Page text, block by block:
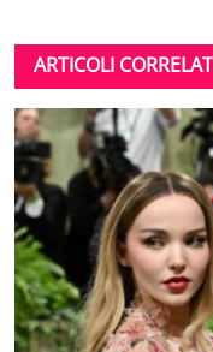
ARTICOLI